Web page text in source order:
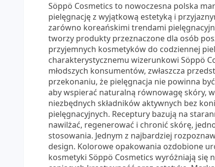
Söppö Cosmetics to nowoczesna polska
pielęgnację z wyjątkową estetyką i
zarówno koreańskimi trendami
tworzy produkty przeznaczone dla osób
przyjemnych kosmetyków do codziennej
charakterystycznemu wizerunkowi Söppö
młodszych konsumentów, zwłaszcza
przekonaniu, że pielęgnacja nie powinna
aby wspierać naturalną równowagę skóry,
niezbędnych składników aktywnych bez
pielęgnacyjnych. Receptury bazują na
nawilżać, regenerować i chronić skórę,
stosowania. Jednym z najbardziej
design. Kolorowe opakowania ozdobione
kosmetyki Söppö Cosmetics wyróżniają się